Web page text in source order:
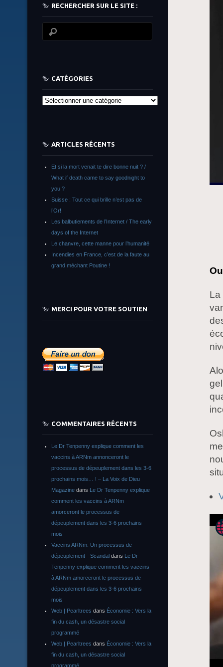
La
RECHERCHER SUR LE SITE :
CATÉGORIES
Catégories
ARTICLES RÉCENTS
Et si la mort venait te dire bonne nuit ? /
What if death came to say goodnight to
you ?
Suisse : Tout ce qui brille n’est pas de
l’Or!
Les balbutiements de l’Internet / The early
days of the Internet
Le chanvre, cette manne pour l’humanité
Incendies en France, c’est de la faute au
grand méchant Poutine !
MERCI POUR VOTRE SOUTIEN
COMMENTAIRES RÉCENTS
Le Dr Tenpenny explique comment les
vaccins à ARNm annonceront le
processus de dépeuplement dans les 3-6
prochains mois… ! – La Voix de Dieu
Magazine dans Le Dr Tenpenny explique
comment les vaccins à ARNm
amorceront le processus de
dépeuplement dans les 3-6 prochains
mois
Vaccins ARNm: Un processus de
dépeuplement - Scandal dans Le Dr
Tenpenny explique comment les vaccins
à ARNm amorceront le processus de
dépeuplement dans les 3-6 prochains
mois
Web | Pearltrees dans Économie : Vers la
fin du cash, un désastre social
programmé
Web | Pearltrees dans Économie : Vers la
fin du cash, un désastre social
programmé